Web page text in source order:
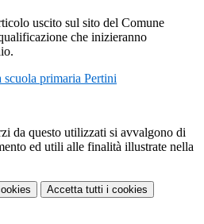
uscito sul sito del Comune
che inizieranno
primaria Pertini
da questo utilizzati si avvalgono di
ed utili alle finalità illustrate nella
Accetta tutti i cookies